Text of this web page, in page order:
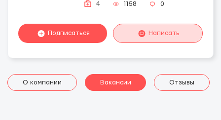
4 1158 0
Подписаться Написать
О компании Вакансии Отзывы